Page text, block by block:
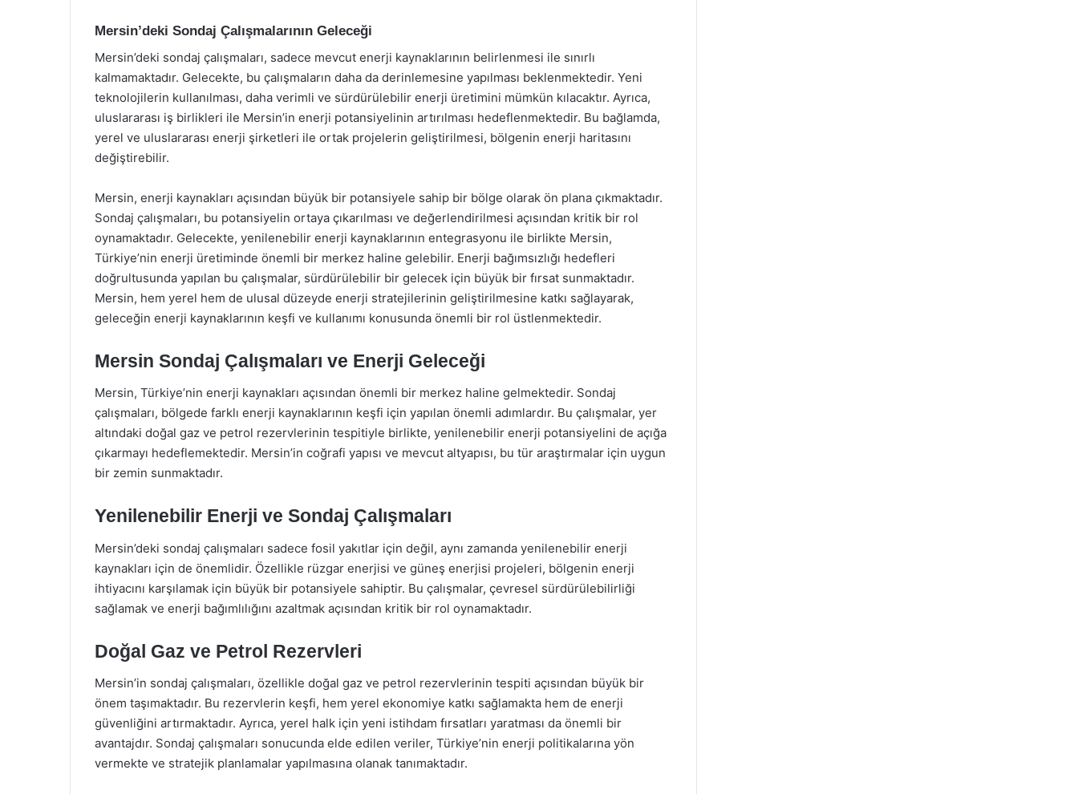
Mersin’deki Sondaj Çalışmalarının Geleceği
Mersin’deki sondaj çalışmaları, sadece mevcut enerji kaynaklarının belirlenmesi ile sınırlı
kalmamaktadır. Gelecekte, bu çalışmaların daha da derinlemesine yapılması beklenmektedir. Yeni
teknolojilerin kullanılması, daha verimli ve sürdürülebilir enerji üretimini mümkün kılacaktır. Ayrıca,
uluslararası iş birlikleri ile Mersin’in enerji potansiyelinin artırılması hedeflenmektedir. Bu bağlamda,
yerel ve uluslararası enerji şirketleri ile ortak projelerin geliştirilmesi, bölgenin enerji haritasını
değiştirebilir.
Mersin, enerji kaynakları açısından büyük bir potansiyele sahip bir bölge olarak ön plana çıkmaktadır.
Sondaj çalışmaları, bu potansiyelin ortaya çıkarılması ve değerlendirilmesi açısından kritik bir rol
oynamaktadır. Gelecekte, yenilenebilir enerji kaynaklarının entegrasyonu ile birlikte Mersin,
Türkiye’nin enerji üretiminde önemli bir merkez haline gelebilir. Enerji bağımsızlığı hedefleri
doğrultusunda yapılan bu çalışmalar, sürdürülebilir bir gelecek için büyük bir fırsat sunmaktadır.
Mersin, hem yerel hem de ulusal düzeyde enerji stratejilerinin geliştirilmesine katkı sağlayarak,
geleceğin enerji kaynaklarının keşfi ve kullanımı konusunda önemli bir rol üstlenmektedir.
Mersin Sondaj Çalışmaları ve Enerji Geleceği
Mersin, Türkiye’nin enerji kaynakları açısından önemli bir merkez haline gelmektedir. Sondaj
çalışmaları, bölgede farklı enerji kaynaklarının keşfi için yapılan önemli adımlardır. Bu çalışmalar, yer
altındaki doğal gaz ve petrol rezervlerinin tespitiyle birlikte, yenilenebilir enerji potansiyelini de açığa
çıkarmayı hedeflemektedir. Mersin’in coğrafi yapısı ve mevcut altyapısı, bu tür araştırmalar için uygun
bir zemin sunmaktadır.
Yenilenebilir Enerji ve Sondaj Çalışmaları
Mersin’deki sondaj çalışmaları sadece fosil yakıtlar için değil, aynı zamanda yenilenebilir enerji
kaynakları için de önemlidir. Özellikle rüzgar enerjisi ve güneş enerjisi projeleri, bölgenin enerji
ihtiyacını karşılamak için büyük bir potansiyele sahiptir. Bu çalışmalar, çevresel sürdürülebilirliği
sağlamak ve enerji bağımlılığını azaltmak açısından kritik bir rol oynamaktadır.
Doğal Gaz ve Petrol Rezervleri
Mersin’in sondaj çalışmaları, özellikle doğal gaz ve petrol rezervlerinin tespiti açısından büyük bir
önem taşımaktadır. Bu rezervlerin keşfi, hem yerel ekonomiye katkı sağlamakta hem de enerji
güvenliğini artırmaktadır. Ayrıca, yerel halk için yeni istihdam fırsatları yaratması da önemli bir
avantajdır. Sondaj çalışmaları sonucunda elde edilen veriler, Türkiye’nin enerji politikalarına yön
vermekte ve stratejik planlamalar yapılmasına olanak tanımaktadır.